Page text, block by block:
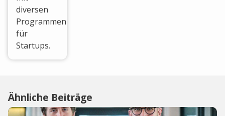
diversen
Programmen
für
Startups.
Ähnliche Beiträge